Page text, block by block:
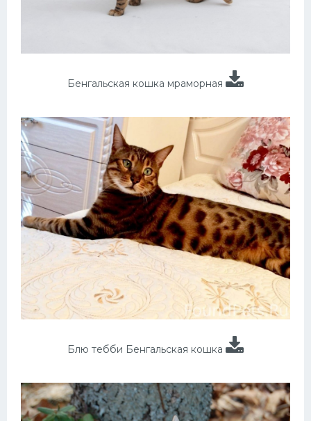
Бенгальская кошка мраморная
Блю тебби Бенгальская кошка